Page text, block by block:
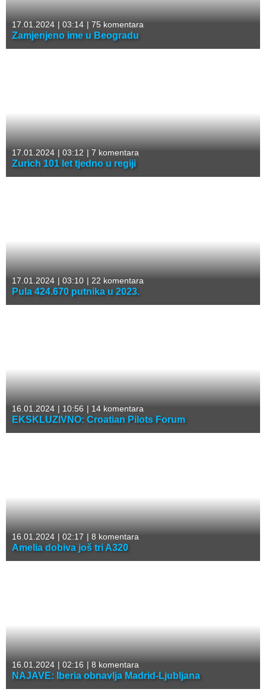
17.01.2024 | 03:14 | 75 komentara
Zamjenjeno ime u Beogradu
17.01.2024 | 03:12 | 7 komentara
Zurich 101 let tjedno u regiji
17.01.2024 | 03:10 | 22 komentara
Pula 424.670 putnika u 2023.
16.01.2024 | 10:56 | 14 komentara
EKSKLUZIVNO: Croatian Pilots Forum
16.01.2024 | 02:17 | 8 komentara
Amelia dobiva još tri A320
16.01.2024 | 02:16 | 8 komentara
NAJAVE: Iberia obnavlja Madrid-Ljubljana